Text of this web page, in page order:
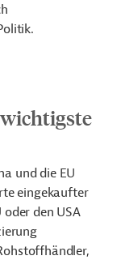
und die EU
eingekaufter
den USA